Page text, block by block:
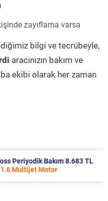
zayıflama varsa
bilgi ve tecrübeyle,
aracınızın bakım ve
ekibi olarak her zaman
Bakım 8.683 TL
Motor